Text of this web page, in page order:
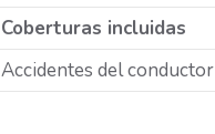
Coberturas incluidas
Accidentes del conductor